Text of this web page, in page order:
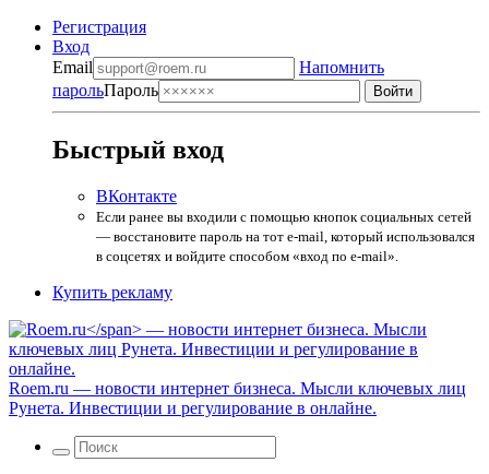
Регистрация
Вход
Email
Напомнить
парольПароль
Быстрый вход
ВКонтакте
Если ранее вы входили с помощью кнопок социальных сетей
— восстановите пароль на тот e-mail, который использовался
в соцсетях и войдите способом «вход по e-mail».
Купить рекламу
Roem.ru — новости интернет бизнеса. Мысли ключевых лиц
Рунета. Инвестиции и регулирование в онлайне.